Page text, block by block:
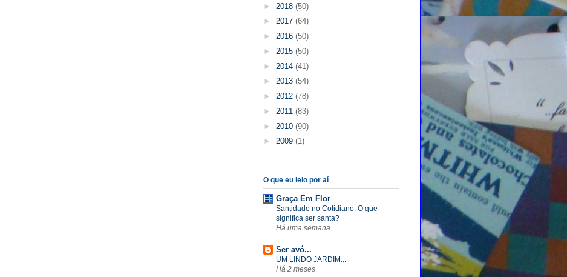
► 2018 (50)
► 2017 (64)
► 2016 (50)
► 2015 (50)
► 2014 (41)
► 2013 (54)
► 2012 (78)
► 2011 (83)
► 2010 (90)
► 2009 (1)
O que eu leio por aí
Graça Em Flor
Santidade no Cotidiano: O que
significa ser santa?
Há uma semana
Ser avó...
UM LINDO JARDIM...
Há 2 meses